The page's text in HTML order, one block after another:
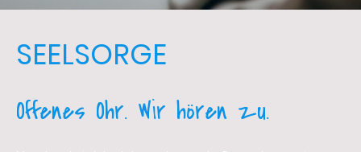
SEELSORGE
Offenes Ohr. Wir hören zu.